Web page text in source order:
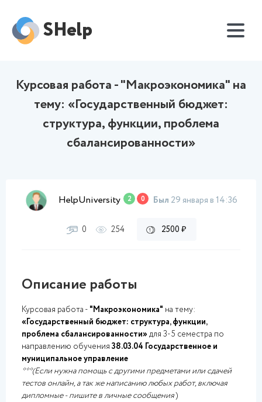
SHelp
Курсовая работа - "Макроэкономика" на
тему: «Государственный бюджет:
структура, функции, проблема
сбалансированности»
HelpUniversity 2 0 Был 29 января в 14:36
0 254 2500 ₽
Описание работы
Курсовая работа - "Макроэкономика" на тему:
«Государственный бюджет: структура, функции,
проблема сбалансированности»для 3-5 семестра по
направлению обучения 38.03.04 Государственное и
муниципальное управление
***(Если нужна помощь с другими предметами или сдачей
тестов онлайн, а так же написанию любых работ, включая
дипломные - пишите в личные сообщения)